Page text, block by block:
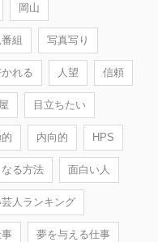
岡山
組 写真写り
れる 人望 信頼
目立ちたい
内向的 HPS
なる方法 面白い人
人ランキング
夢を与える仕事